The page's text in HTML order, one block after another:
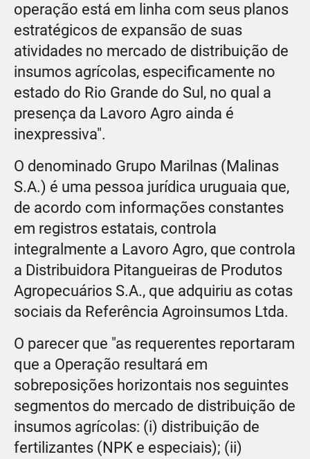
operação está em linha com seus planos
estratégicos de expansão de suas
atividades no mercado de distribuição de
insumos agrícolas, especificamente no
estado do Rio Grande do Sul, no qual a
presença da Lavoro Agro ainda é
inexpressiva".
O denominado Grupo Marilnas (Malinas
S.A.) é uma pessoa jurídica uruguaia que,
de acordo com informações constantes
em registros estatais, controla
integralmente a Lavoro Agro, que controla
a Distribuidora Pitangueiras de Produtos
Agropecuários S.A., que adquiriu as cotas
sociais da Referência Agroinsumos Ltda.
O parecer que "as requerentes reportaram
que a Operação resultará em
sobreposições horizontais nos seguintes
segmentos do mercado de distribuição de
insumos agrícolas: (i) distribuição de
fertilizantes (NPK e especiais); (ii)